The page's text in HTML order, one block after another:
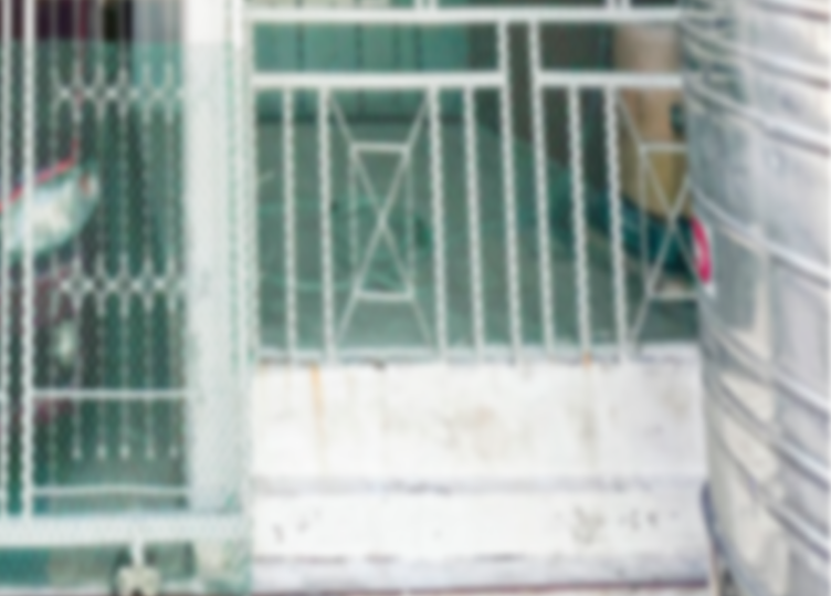
Contact Owner
ส่งข้อมูล
LikeShare